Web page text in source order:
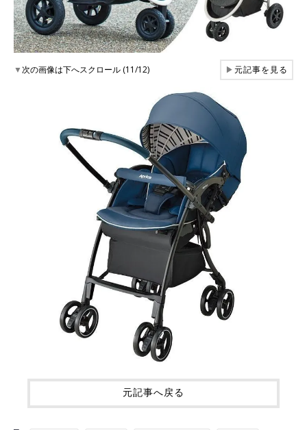
▼次の画像は下へスクロール (11/12) ▶元記事を見る
元記事へ戻る